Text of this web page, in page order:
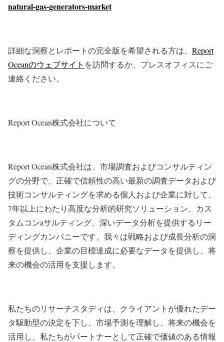
natural-gas-generators-market
詳細な洞察とレポートの完全版を希望される方は、 Report
Oceanのウェブサイト を訪問するか、プレスオフィスにご
連絡ください。
Report Ocean株式会社について
Report Ocean株式会社は、市場調査およびコンサルティン
グの分野で、正確で信頼性の高い最新の調査データおよび
技術コンサルティングを求める個人および企業に対して、
7年以上にわたり高度な分析的研究ソリューション、カス
タムコンaサルティング、深いデータ分析を提供するリー
ディングカンパニーです。我々は戦略および成長分析の洞
察を提供し、企業の目標達成に必要なデータを提供し、将
来の機会の活用を支援します。
私たちのリサーチスタディは、クライアントが優れたデー
タ駆動型の決定を下し、市場予測を理解し、将来の機会を
活用し、私たちがパートナーとして正確で価値のある情報